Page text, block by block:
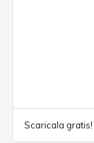
Scaricala gratis!